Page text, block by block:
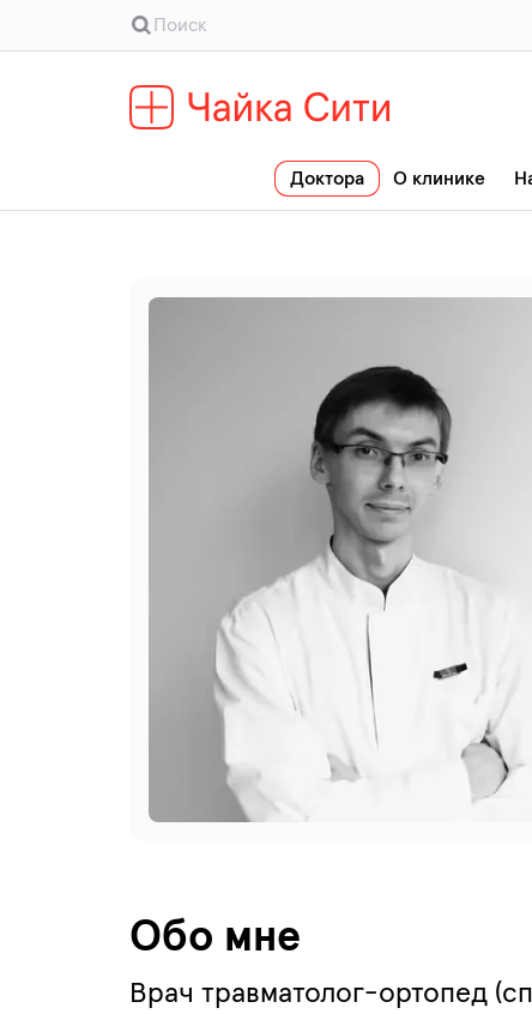
Доктора О клинике
Обо мне
Врач травматолог-ортопед